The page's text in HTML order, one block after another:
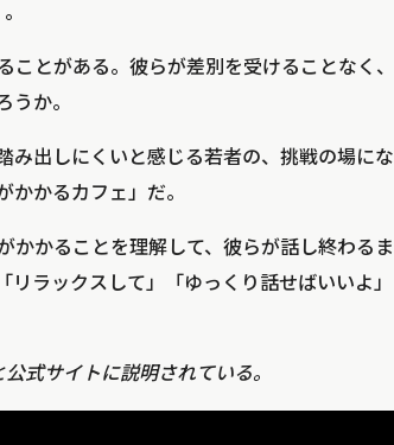
。
とがある。彼らが差別を受けることなく、
うか。
み出しにくいと感じる若者の、挑戦の場にな
かるカフェ」だ。
かかることを理解して、彼らが話し終わるま
ラックスして」「ゆっくり話せばいいよ」
式サイトに説明されている。